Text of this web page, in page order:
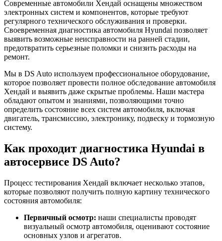
Современные автомобили Хендай оснащены множеством
электронных систем и компонентов, которые требуют
регулярного технического обслуживания и проверки.
Своевременная диагностика автомобиля Hyundai позволяет
выявить возможные неисправности на ранней стадии,
предотвратить серьезные поломки и снизить расходы на
ремонт.
Мы в DS Auto используем профессиональное оборудование,
которое позволяет провести полное обследование автомобиля
Хендай и выявить даже скрытые проблемы. Наши мастера
обладают опытом и знаниями, позволяющими точно
определить состояние всех систем автомобиля, включая
двигатель, трансмиссию, электронику, подвеску и тормозную
систему.
Как проходит диагностика Hyundai в
автосервисе DS Auto?
Процесс тестирования Хендай включает несколько этапов,
которые позволяют получить полную картину технического
состояния автомобиля:
Первичный осмотр: наши специалисты проводят
визуальный осмотр автомобиля, оценивают состояние
основных узлов и агрегатов.